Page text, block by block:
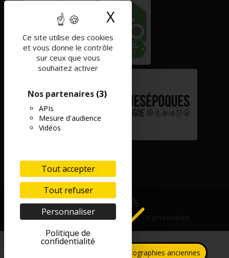
Ce site utilise des cookies
et vous donne le contrôle
sur ceux que vous
souhaitez activer
Nos partenaires (3)
APIs
Mesure d'audience
Vidéos
Tout accepter
Tout refuser
Personnaliser
Politique de
confidentialité
X Masquer le
Mentions légales-Contact-
Collecte de photographies anciennes